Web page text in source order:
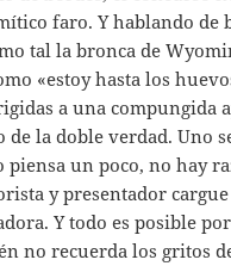
faro. Y hablando de
tal la bronca de
«estoy hasta los
a una compungida
de la doble verdad. Uno
piensa un poco, no hay
y presentador
Y todo es posible
no recuerda los gritos